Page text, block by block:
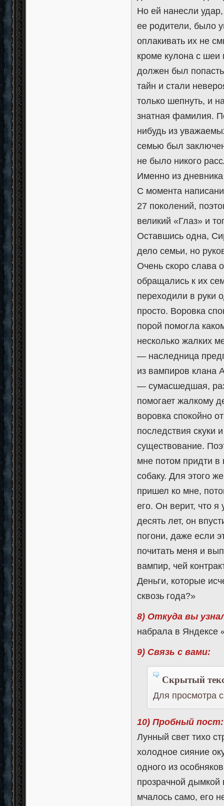
Но ей нанесли
ее родители, было
оплакивать их не
кроме кулона с шеи
должен был
тайн и стали
только шепнуть, и
знатная фамилия.
нибудь из
семью был
не было никого
Именно из
С момента
27 поколений,
великий «Глаз» и
Оставшись одна,
дело семьи, но
Очень скоро слава
обращались к их
переходили в руки
просто. Воровка
порой помогла
несколько жалких
— наследница
из вампиров клана
— сумасшедшая,
помогает жалкому
воровка спокойно
последствия скуки
существование.
мне потом придти
собаку. Для этого
пришел ко мне,
его. Он верит, что я
десять лет, он
погони, даже если
почитать меня и
вампир, чей
Деньги, которые
сквозь года?»
8) Откуда вы
набрала в Яндексе
9) Связь с вами:
Скрытый
Для просмотра
10) Пробный пост:
Лунный свет тихо
холодное сияние
одного из
прозрачной
мчалось само, его